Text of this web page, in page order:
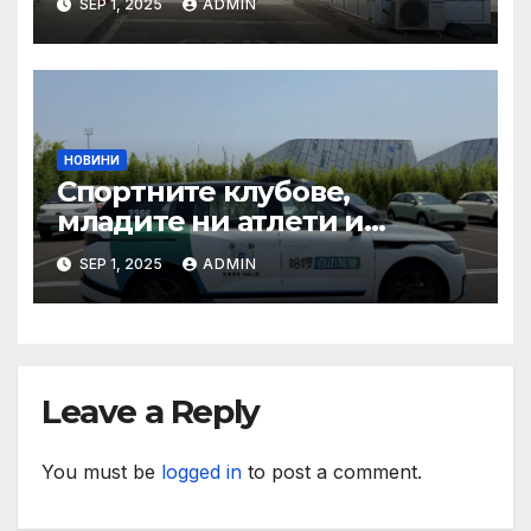
органи откриха нарушения
при пътувания
SEP 1, 2025 ADMIN
НОВИНИ
Спортните клубове,
младите ни атлети и
техните треньори имат
нужда от нашата подкрепа
и ние ще им я осигурим
SEP 1, 2025 ADMIN
Leave a Reply
You must be logged in to post a comment.